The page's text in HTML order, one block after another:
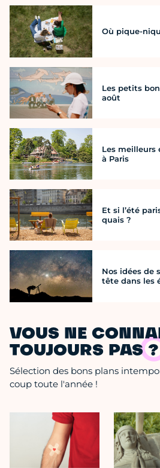
Où pique-
Les petits
août
Les meilleurs
à Paris
Et si l’été
quais ?
Nos idées de
tête dans les
VOUS NE
TOUJOURS PAS ?
Sélection des bons plans
coup toute l'année !